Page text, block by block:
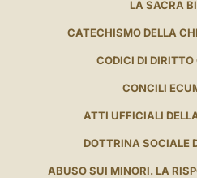
LA SACRA
CATECHISMO DELLA
CODICI DI
CONCILI
ATTI UFFICIALI
DOTTRINA SOCIALE
ABUSO SUI MINORI. LA